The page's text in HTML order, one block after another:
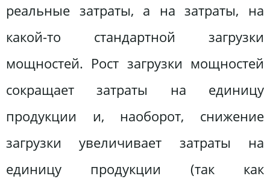
реальные затраты, а на затраты, на
какой-то стандартной загрузки
мощностей. Рост загрузки мощностей
сокращает затраты на единицу
продукции и, наоборот, снижение
загрузки увеличивает затраты на
единицу продукции (так как